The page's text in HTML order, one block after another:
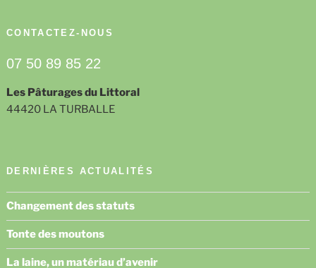
CONTACTEZ-NOUS
07 50 89 85 22
Les Pâturages du Littoral
44420 LA TURBALLE
DERNIÈRES ACTUALITÉS
Changement des statuts
Tonte des moutons
La laine, un matériau d’avenir